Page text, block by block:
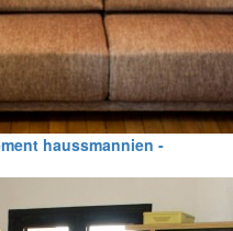
haussmannien -